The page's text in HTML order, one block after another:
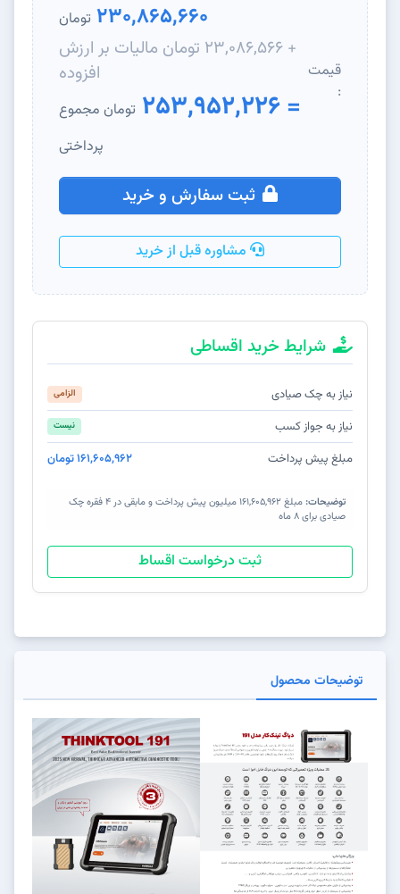
قیمت
:
230,865,660 تومان
+ 23,086,566 تومان مالیات بر ارزش
افزوده
= 253,952,226
تومان مجموع
پرداختی
ثبت سفارش و خرید
مشاوره قبل از خرید
شرایط خرید اقساطی
نیاز به چک صیادی الزامی
نیاز به جواز کسب نیست
مبلغ پیش پرداخت 161,605,962 تومان
توضیحات:
مبلغ 161,605,962 میلیون پیش پرداخت و مابقی در 4 فقره چک
صیادی برای 8 ماه
ثبت درخواست اقساط
توضیحات محصول